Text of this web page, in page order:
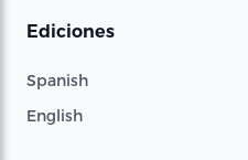
Ediciones
Spanish
English